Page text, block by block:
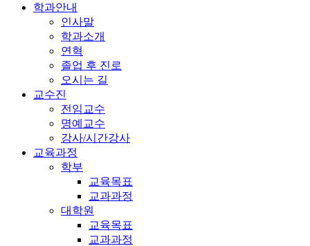
학과안내
인사말
학과소개
연혁
졸업 후 진로
오시는 길
교수진
전임교수
명예교수
강사/시간강사
교육과정
학부
교육목표
교과과정
대학원
교육목표
교과과정